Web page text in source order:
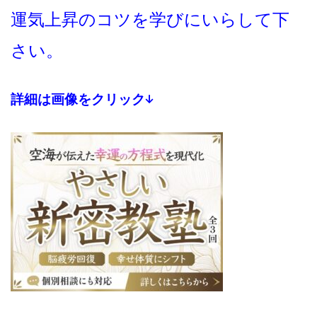
運気上昇のコツを学びにいらして下
さい。
詳細は画像をクリック↓